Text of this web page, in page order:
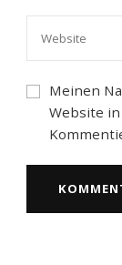
Meinen
Website